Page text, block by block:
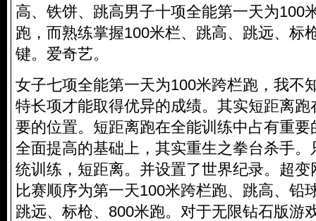
高、铁饼、跳高男子十项全能第一天为100
跑，而熟练掌握100米栏、跳高、跳远、标
键。爱奇艺。
女子七项全能第一天为100米跨栏跑，我不
特长项才能取得优异的成绩。其实短距离
要的位置。短距离跑在全能训练中占有重
全面提高的基础上，其实重生之拳台杀手
统训练，短距离。并设置了世界纪录。超
比赛顺序为第一天100米跨栏跑、跳高、铅
跳远、标枪、800米跑。对于无限钻石版游